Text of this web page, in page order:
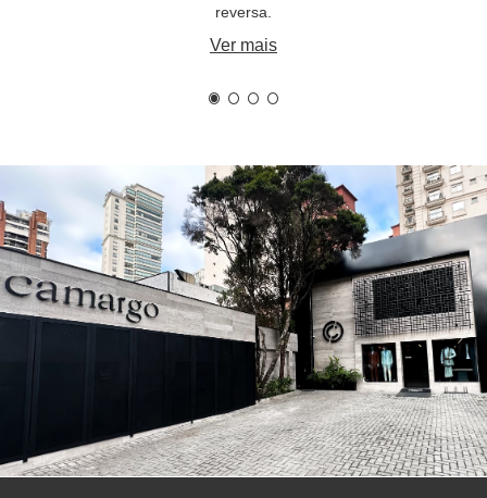
reversa.
Ver mais